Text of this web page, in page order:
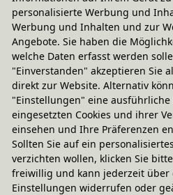
bioola
In diesem Set
Sie haben Fragen?
personalisierte Werbung und
Werbung und Inhalten und zur
Angebote. Sie haben die
welche Daten erfasst werden
"Einverstanden" akzeptieren Sie
direkt zur Website. Alternativ
"Einstellungen" eine
eingesetzten Cookies und ihrer
einsehen und Ihre Präferenzen
Sollten Sie auf ein
verzichten wollen, klicken Sie bitte
freiwillig und kann jederzeit über
Einstellungen widerrufen oder